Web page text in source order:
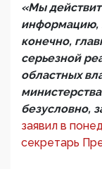
«Мы
информацию,
конечно,
серьезной
областных
безусловно,
заявил в
секретарь